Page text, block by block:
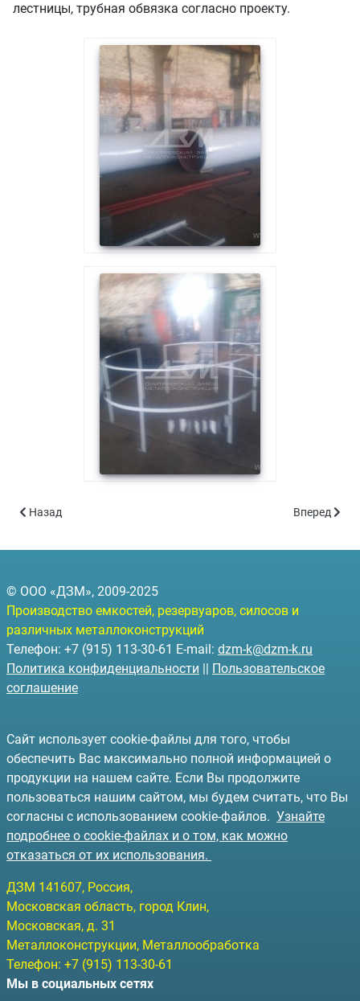
лестницы, трубная обвязка согласно проекту.
Предыдущий: Отгрузка подземной топливной емкости в
Назад Следующий:
Вперед
© ООО «ДЗМ», 2009-2025
Производство емкостей, резервуаров, силосов и
различных металлоконструкций
Телефон: +7 (915) 113-30-61 E-mail: dzm-k@dzm-k.ru
Политика конфиденциальности || Пользовательское
соглашение
Сайт использует cookie-файлы для того, чтобы
обеспечить Вас максимально полной информацией о
продукции на нашем сайте. Если Вы продолжите
пользоваться нашим сайтом, мы будем считать, что Вы
согласны с использованием cookie-файлов. Узнайте
подробнее о cookie-файлах и о том, как можно
отказаться от их использования.
ДЗМ 141607, Россия,
Московская область, город Клин,
Московская, д. 31
Металлоконструкции, Металлообработка
Телефон: +7 (915) 113-30-61
Мы в социальных сетях